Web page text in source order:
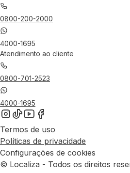
0800-200-2000
4000-1695
Atendimento ao cliente
0800-701-2523
4000-1695
Termos de uso
Políticas de privacidade
Configurações de cookies
© Localiza - Todos os direitos